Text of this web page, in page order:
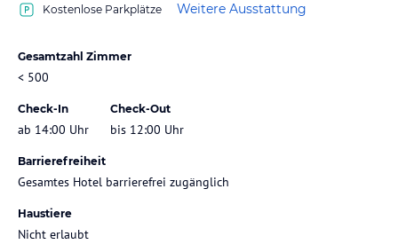
Kostenlose Parkplätze Weitere Ausstattung
Gesamtzahl Zimmer
< 500
Check-In
ab 14:00 Uhr
Check-Out
bis 12:00 Uhr
Barrierefreiheit
Gesamtes Hotel barrierefrei zugänglich
Haustiere
Nicht erlaubt